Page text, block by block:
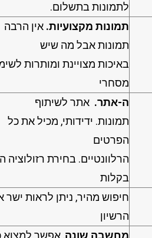
לתמונות בתשלום.
תמונות מקצועיות. אין הרבה
תמונות אבל מה שיש
באיכות מצויינת ומותרות
מסחרי
ה-אתר. אתר לשיתוף
תמונות. ידידותי, מכיל את כל
הפרטים
הרלוונטיים. בחירת רזולוציה
בקלות
חיפוש מהיר, ניתן לראות ישר
הרשיון
מחשבה שונה, אפשר למצוא